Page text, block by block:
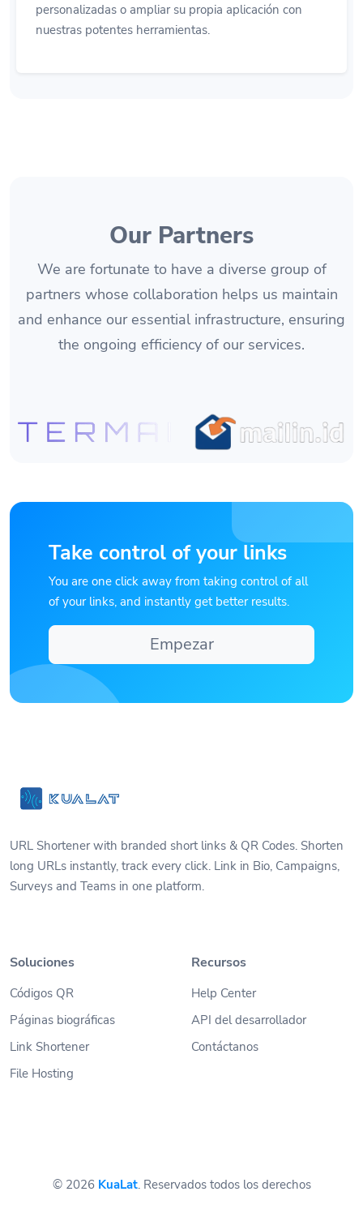
personalizadas o ampliar su propia aplicación con
nuestras potentes herramientas.
Our Partners
We are fortunate to have a diverse group of
partners whose collaboration helps us maintain
and enhance our essential infrastructure, ensuring
the ongoing efficiency of our services.
Take control of your links
You are one click away from taking control of all
of your links, and instantly get better results.
Empezar
URL Shortener with branded short links & QR Codes. Shorten
long URLs instantly, track every click. Link in Bio, Campaigns,
Surveys and Teams in one platform.
Soluciones
Códigos QR
Páginas biográficas
Link Shortener
File Hosting
Recursos
Help Center
API del desarrollador
Contáctanos
© 2026 KuaLat. Reservados todos los derechos